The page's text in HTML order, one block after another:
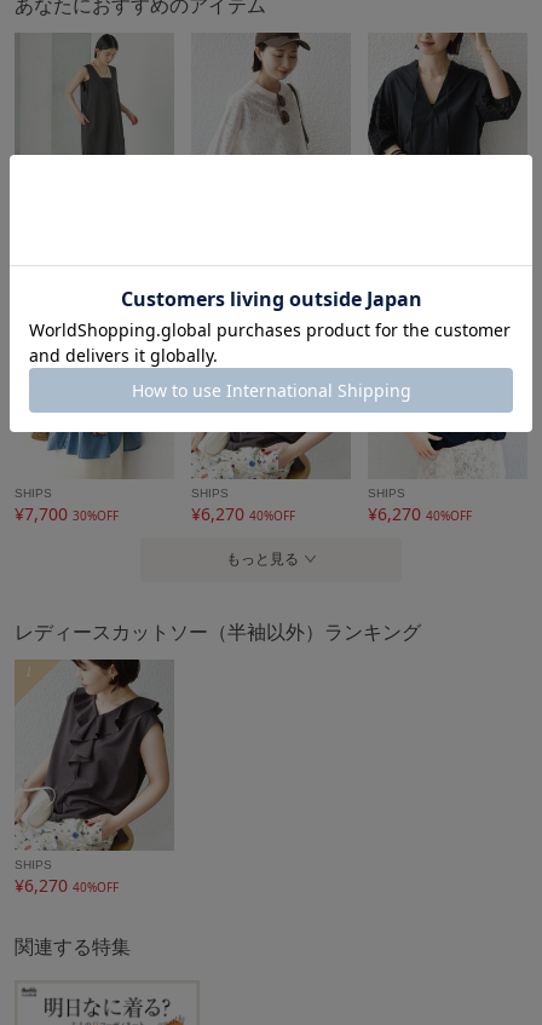
※画像の商品はサンプルです。
実際の商品と仕様、加工、サイズが若干異なる場合がござい
ます。
316320511
性別タイプ レディース
トップス カットソー（半袖以外）
トン100%
製造国 詳細は下記よりお問い合わせください
あなたにおすすめのアイテム
SHIPS
¥7,700 30%OFF
SHIPS
¥6,270 40%OFF
SHIPS
¥6,270 40%OFF
もっと見る
レディースカットソー（半袖以外）ランキング
1
SHIPS
¥6,270 40%OFF
関連する特集